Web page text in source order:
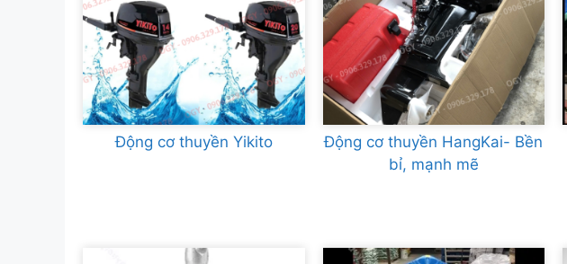
Động cơ thuyền Yikito
Động cơ thuyền HangKai- Bền
bỉ, mạnh mẽ